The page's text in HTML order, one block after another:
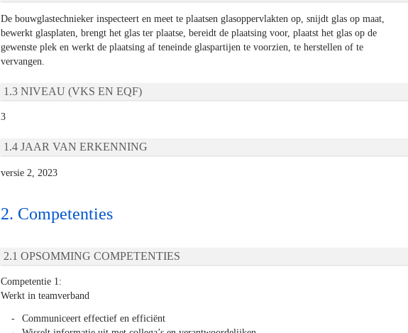
De bouwglastechnieker inspecteert en meet te plaatsen glasoppervlakten op, snijdt glas op maat,
bewerkt glasplaten, brengt het glas ter plaatse, bereidt de plaatsing voor, plaatst het glas op de
gewenste plek en werkt de plaatsing af teneinde glaspartijen te voorzien, te herstellen of te
vervangen.
NIVEAU (VKS EN EQF)
3
JAAR VAN ERKENNING
versie 2, 2023
Competenties
OPSOMMING COMPETENTIES
Competentie 1:
Werkt in teamverband
Communiceert effectief en efficiënt